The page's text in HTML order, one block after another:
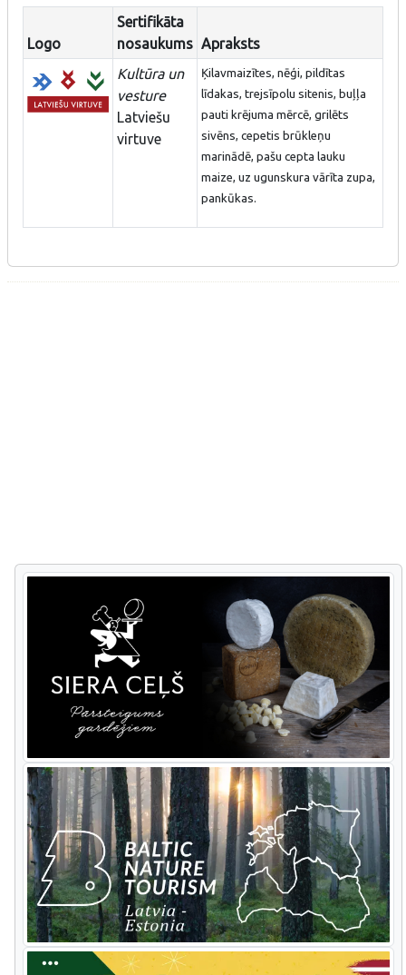
Logo
Sertifikāta
nosaukums Apraksts
Kultūra un
vesture
Latviešu
virtuve
Ķilavmaizītes, nēģi, pildītas
līdakas, trejsīpolu sitenis, buļļa
pauti krējuma mērcē, grilēts
sivēns, cepetis brūkleņu
marinādē, pašu cepta lauku
maize, uz ugunskura vārīta zupa,
pankūkas.